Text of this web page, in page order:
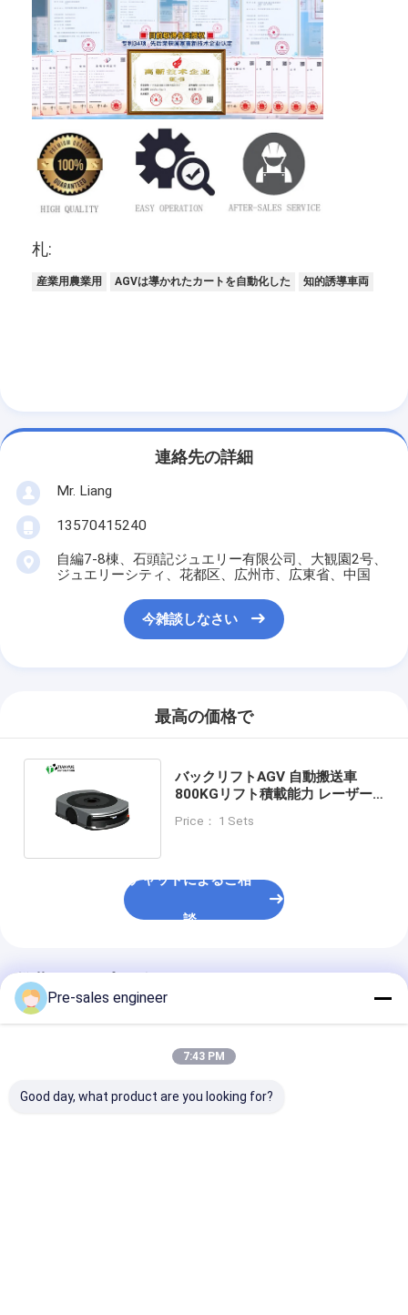
札:
産業用農業用 AGVは導かれたカートを自動化した 知的誘導車両
連絡先の詳細
Mr. Liang
13570415240
自編7-8棟、石頭記ジュエリー有限公司、大観園2号、
ジュエリーシティ、花都区、広州市、広東省、中国
今雑談しなさい
最高の価格で
バックリフトAGV 自動搬送車
800KGリフト積載能力 レーザー
Price： 1 Sets
チャットによるご相
談
推薦されたプロダクト
Pre-sales engineer
7:43 PM
Good day, what product are you looking for?